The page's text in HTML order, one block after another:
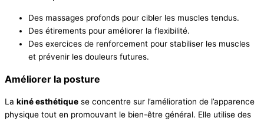
Des massages profonds pour cibler les muscles tendus.
Des étirements pour améliorer la flexibilité.
Des exercices de renforcement pour stabiliser les muscles
et prévenir les douleurs futures.
Améliorer la posture
La kiné esthétique se concentre sur l’amélioration de l’apparence
physique tout en promouvant le bien-être général. Elle utilise des